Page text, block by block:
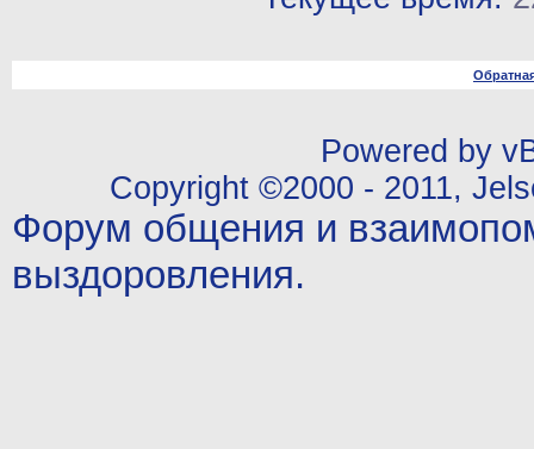
Powered by
Copyright ©2000 - 2011,
Форум общения и
выздоровления.